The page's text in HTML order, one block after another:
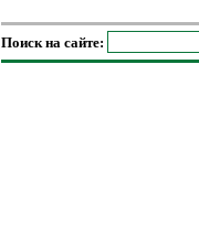
Поиск на сайте: